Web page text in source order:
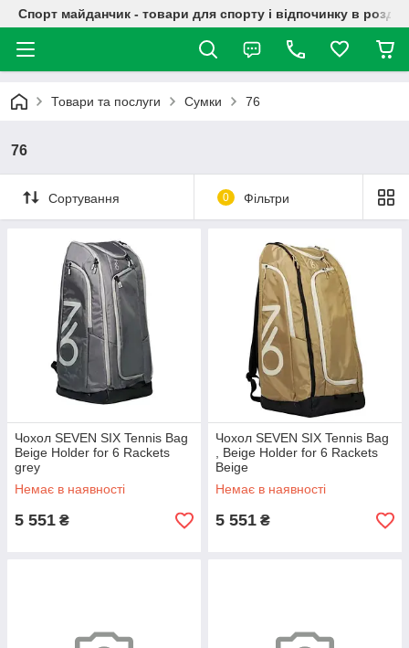
Спорт майданчик - товари для спорту і відпочинку в
Товари та послуги Сумки 76
76
Сортування 0 Фільтри
Чохол SEVEN SIX Tennis Bag
Beige Holder for 6 Rackets
grey
Немає в наявності
5 551 ₴
Чохол SEVEN SIX Tennis Bag
, Beige Holder for 6 Rackets
Beige
Немає в наявності
5 551 ₴